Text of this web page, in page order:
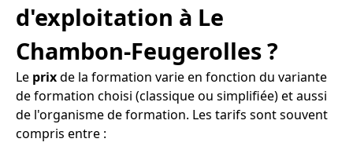
d'exploitation à Le
Chambon-Feugerolles ?
Le prixde la formation varie en fonction du variante
de formation choisi (classique ou simplifiée) et aussi
de l'organisme de formation. Les tarifs sont souvent
compris entre :